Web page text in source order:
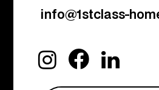
info@1stclass-